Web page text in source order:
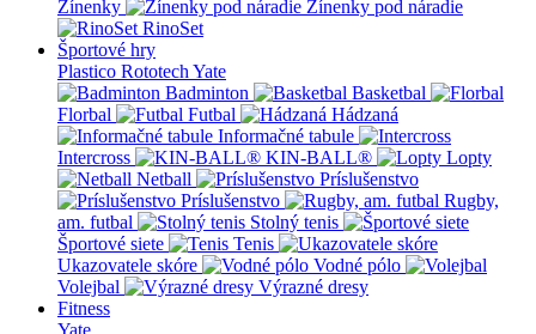
Žínenky
Žínenky pod náradie
RinoSet
Športové hry
Plastico Rototech Yate
Badminton
Basketbal
Florbal
Futbal
Hádzaná
Informačné tabule
Intercross
KIN-BALL®
Lopty
Netball
Príslušenstvo
Príslušenstvo
Rugby,
am. futbal
Stolný tenis
Športové siete
Tenis
Ukazovatele skóre
Vodné pólo
Volejbal
Výrazné dresy
Fitness
Yate